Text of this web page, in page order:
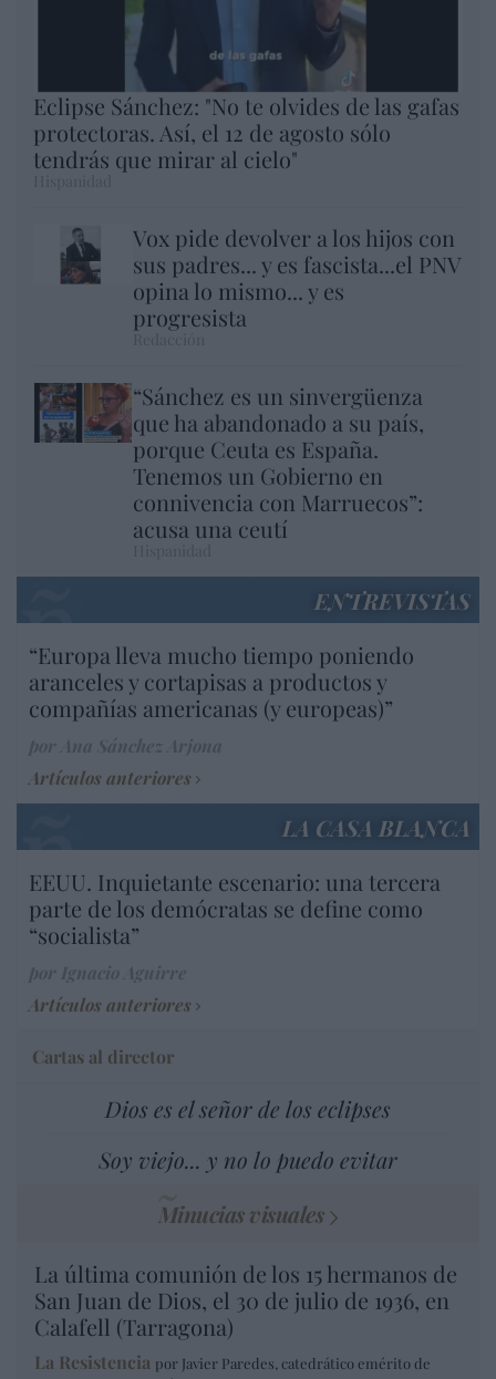
Eclipse Sánchez: "No te olvides de las gafas
protectoras. Así, el 12 de agosto sólo
tendrás que mirar al cielo"
Vox pide devolver a los hijos con
sus padres... y es fascista...el PNV
opina lo mismo... y es
progresista
“Sánchez es un sinvergüenza
que ha abandonado a su país,
porque Ceuta es España.
Tenemos un Gobierno en
connivencia con Marruecos”:
acusa una ceutí
ENTREVISTAS
“Europa lleva mucho tiempo poniendo
aranceles y cortapisas a productos y
compañías americanas (y europeas)”
Artículos anteriores
LA CASA BLANCA
EEUU. Inquietante escenario: una tercera
parte de los demócratas se define como
“socialista”
Artículos anteriores
Cartas al director
Dios es el señor de los eclipses
Soy viejo... y no lo puedo evitar
Minucias visuales
La última comunión de los 15 hermanos de
San Juan de Dios, el 30 de julio de 1936, en
Calafell (Tarragona)
La Resistencia por Javier Paredes, catedrático emérito de